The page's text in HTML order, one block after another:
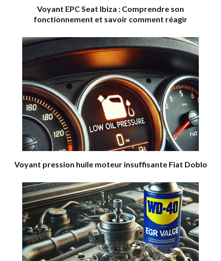
Voyant EPC Seat Ibiza : Comprendre son
fonctionnement et savoir comment réagir
Voyant pression huile moteur insuffisante Fiat Doblo